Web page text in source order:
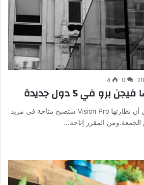
0
4
برو في 5 دول جديدة
[ad_1] كشفت شركة آبل أن نظارتها Vision Pro ستصبح متاحة في مزيد
الجمعة.ومن المقرر إتاحة…